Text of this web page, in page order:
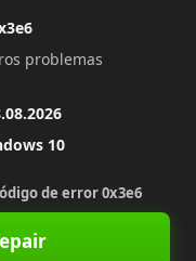
problemas
10
de error 0x3e6